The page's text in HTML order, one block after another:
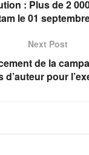
: Plus de 2
le 01
Next Post
de la
d’auteur pour